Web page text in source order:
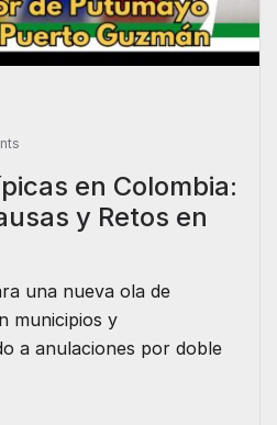
en Colombia:
y Retos en
una nueva ola de
municipios y
a anulaciones por doble